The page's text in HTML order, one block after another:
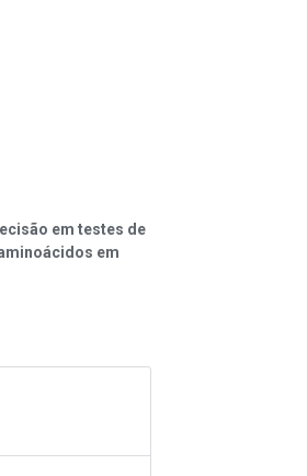
em testes de
em